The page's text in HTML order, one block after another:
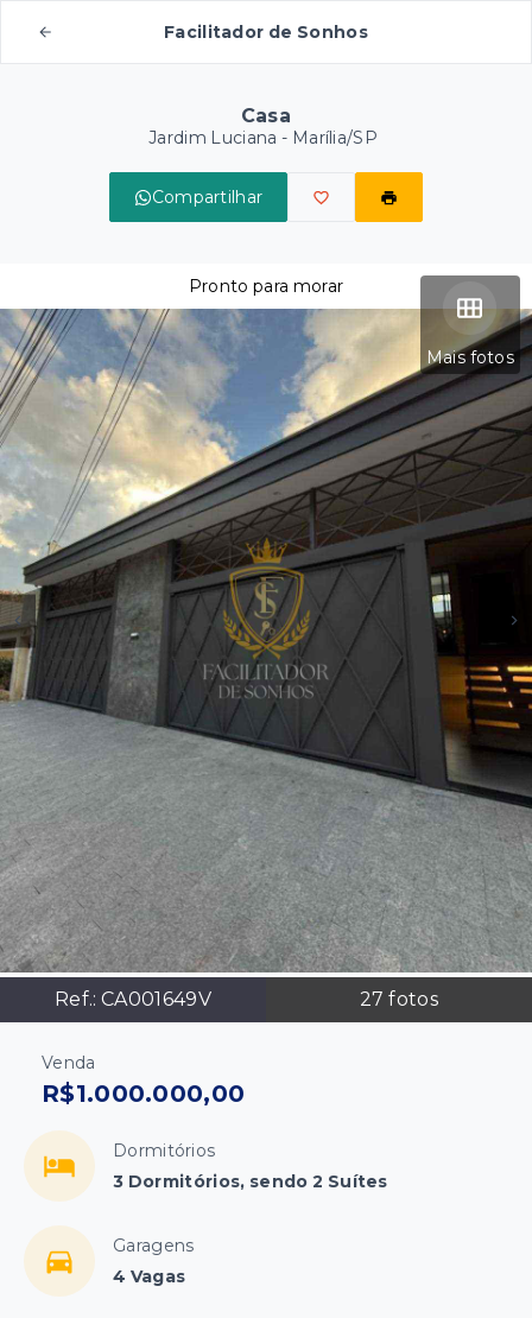
Facilitador de Sonhos
Casa
Jardim Luciana - Marília/SP
Compartilhar
Mais fotos
Ref.:CA001649V 27 fotos
Pronto para morar
Venda
R$1.000.000,00
Dormitórios
3 Dormitórios, sendo 2 Suítes
Garagens
4 Vagas